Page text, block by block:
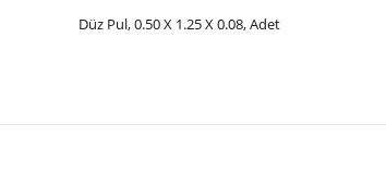
Düz Pul, 0.50 X 1.25 X 0.08, Adet